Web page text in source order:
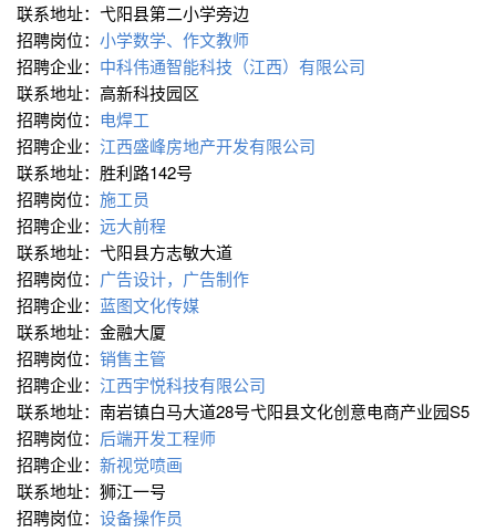
联系地址：弋阳县第二小学旁边
招聘岗位： 小学数学、作文教师
招聘企业： 中科伟通智能科技（江西）有限公司
联系地址：高新科技园区
招聘岗位： 电焊工
招聘企业： 江西盛峰房地产开发有限公司
联系地址：胜利路142号
招聘岗位： 施工员
招聘企业： 远大前程
联系地址：弋阳县方志敏大道
招聘岗位： 广告设计，广告制作
招聘企业： 蓝图文化传媒
联系地址：金融大厦
招聘岗位： 销售主管
招聘企业： 江西宇悦科技有限公司
联系地址：南岩镇白马大道28号弋阳县文化创意电商产业园S5
招聘岗位： 后端开发工程师
招聘企业： 新视觉喷画
联系地址：狮江一号
招聘岗位： 设备操作员